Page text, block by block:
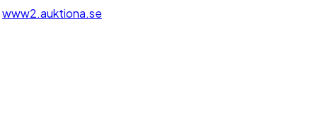
www2.auktiona.se